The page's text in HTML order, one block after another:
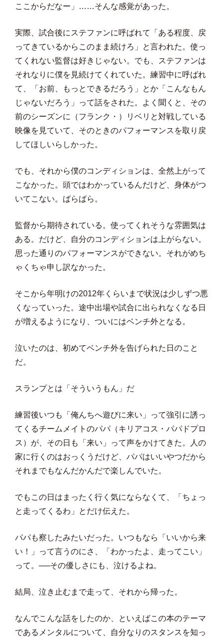
ここからだなー」……そんな感覚があった。
実際、試合後にステファンに呼ばれて「ある程度、戻
ってきているからこのまま続けろ」と言われた。使っ
てくれない監督は好きじゃない。でも、ステファンは
それなりに僕を見続けてくれていた。練習中に呼ばれ
て、「お前、もっとできるだろう」とか「こんなもん
じゃないだろう」って話をされた。よく聞くと、その
前のシーズンに（フランク・）リベリと対戦している
映像を見ていて、そのときのパフォーマンスを取り戻
してほしいらしかった。
でも、それから僕のコンディションは、全然上がって
こなかった。頭ではわかっているんだけど、身体がつ
いてこない。ばらばら。
監督から期待されている。使ってくれそうな雰囲気は
ある。だけど、自分のコンディションは上がらない。
思った通りのパフォーマンスができない。それがめち
ゃくちゃ申し訳なかった。
そこから年明けの2012年くらいまで状況は少しずつ悪
くなっていった。途中出場や試合に出られなくなる日
が増えるようになり、ついにはベンチ外となる。
泣いたのは、初めてベンチ外を告げられた日のこと
だ。
スランプとは「そういうもん」だ
練習後いつも「俺んちへ遊びに来い」って強引に誘っ
てくるチームメイトのパパ（キリアコス・パパドプロ
ス）が、その日も「来い」って声をかけてきた。人の
家に行くのはおっくうだけど、パパはいいやつだから
それまでもなんだかんだで楽しんでいた。
でもこの日はまったく行く気にならなくて、「ちょっ
と走ってくるわ」とだけ伝えた。
パパも察したみたいだった。いつもなら「いいから来
い！」って言うのにさ、「わかったよ、走ってこい」
って。──その優しさにも、泣けるよね。
結局、泣き止むまで走って、それから帰った。
なんでこんな話をしたのか、といえばこの本のテーマ
であるメンタルについて、自分なりのスタンスを知っ